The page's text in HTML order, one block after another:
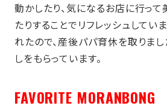
動かしたり、気になるお店に行っ
たりすることでリフレッシュしてい
れたので、産後パパ育休を取りま
しをもらっています。
FAVORITE MORANBONG